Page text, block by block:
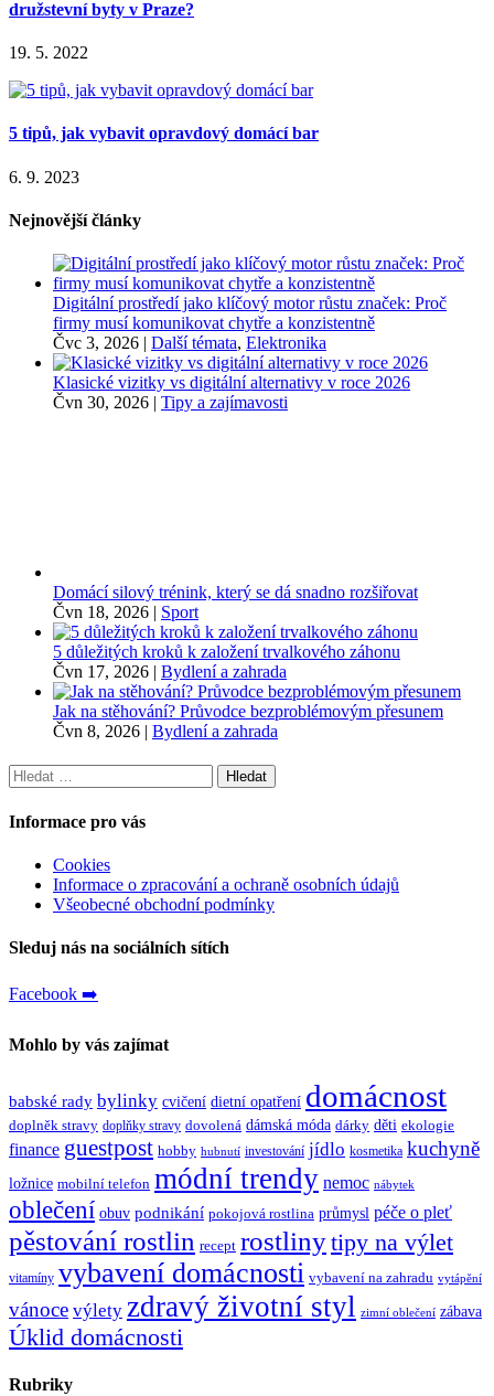
družstevní byty v Praze?
19. 5. 2022
5 tipů, jak vybavit opravdový domácí bar
6. 9. 2023
Nejnovější články
Digitální prostředí jako klíčový motor růstu značek: Proč
firmy musí komunikovat chytře a konzistentně
Čvc 3, 2026 | Další témata, Elektronika
Klasické vizitky vs digitální alternativy v roce 2026
Čvn 30, 2026 | Tipy a zajímavosti
Domácí silový trénink, který se dá snadno rozšiřovat
Čvn 18, 2026 | Sport
5 důležitých kroků k založení trvalkového záhonu
Čvn 17, 2026 | Bydlení a zahrada
Jak na stěhování? Průvodce bezproblémovým přesunem
Čvn 8, 2026 | Bydlení a zahrada
Vyhledávání
Informace pro vás
Cookies
Informace o zpracování a ochraně osobních údajů
Všeobecné obchodní podmínky
Sleduj nás na sociálních sítích
Facebook ➡️
Mohlo by vás zajímat
babské rady bylinky cvičení dietní opatření domácnost
doplněk stravy doplňky stravy dovolená dámská móda dárky děti ekologie
finance guestpost hobby hubnutí investování jídlo kosmetika kuchyně
ložnice mobilní telefon módní trendy nemoc nábytek
oblečení obuv podnikání pokojová rostlina průmysl péče o pleť
pěstování rostlin recept rostlinytipy na výlet
vitamíny vybavení domácnosti vybavení na zahradu vytápění
vánoce výlety zdravý životní styl zimní oblečení zábava
Úklid domácnosti
Rubriky